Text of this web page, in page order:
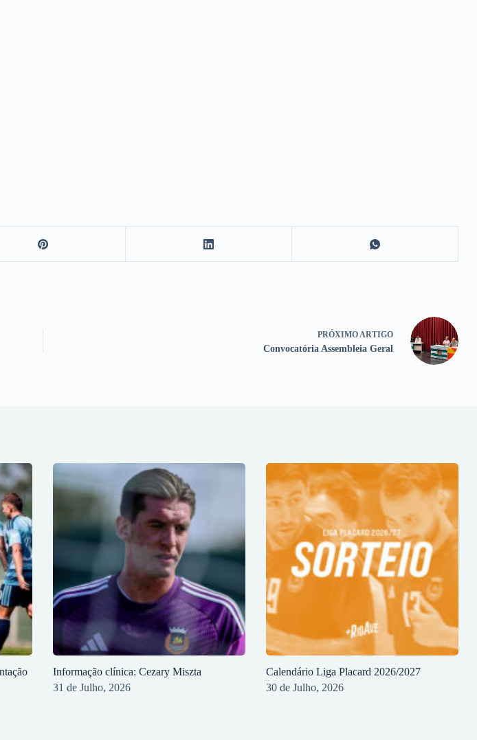
PRÓXIMO ARTIGO
Convocatória Assembleia Geral
Informação clínica: Cezary Miszta
31 de Julho, 2026
Calendário Liga Placard 2026/2027
30 de Julho, 2026